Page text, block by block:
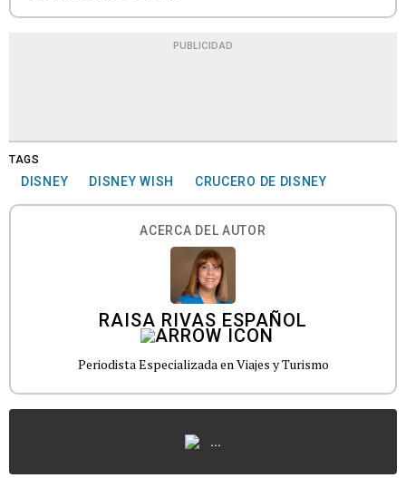
PUBLICIDAD
TAGS
DISNEY DISNEY WISH CRUCERO DE DISNEY
ACERCA DEL AUTOR
RAISA RIVAS ESPAÑOL
Periodista Especializada en Viajes y Turismo
...